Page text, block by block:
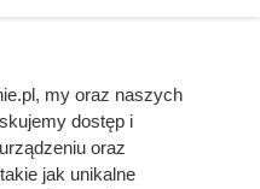
my oraz naszych
dostęp i
oraz
jak unikalne